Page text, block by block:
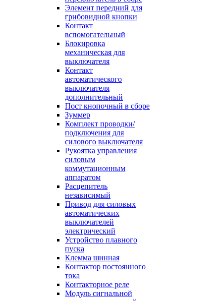
Элемент передний для
грибовидной кнопки
Контакт
вспомогательный
Блокировка
механическая для
выключателя
Контакт
автоматического
выключателя
дополнительный
Пост кнопочный в сборе
Зуммер
Комплект проводки/
подключения для
силового выключателя
Рукоятка управления
силовым
коммутационным
аппаратом
Расцепитель
независимый
Привод для силовых
автоматических
выключателей
электрический
Устройство плавного
пуска
Клемма шинная
Контактор постоянного
тока
Контакторное реле
Модуль сигнальной